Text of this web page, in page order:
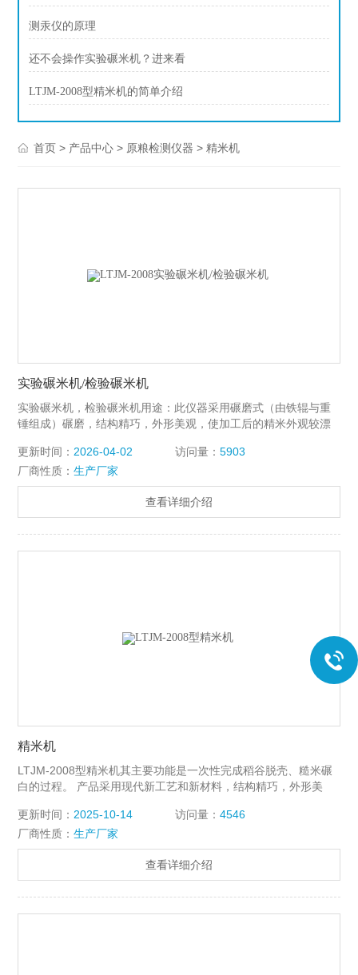
测汞仪的原理
还不会操作实验碾米机？进来看
LTJM-2008型精米机的简单介绍
首页 > 产品中心 > 原粮检测仪器 >精米机
实验碾米机/检验碾米机
实验碾米机，检验碾米机用途：此仪器采用碾磨式（由铁辊与重
锤组成）碾磨，结构精巧，外形美观，使加工后的精米外观较漂
大、碎米 少、体现实际碾米效果、操作方便、飞尘 少、定时准
确、直观、稳定性好、体积小等特点。
更新时间： 2026-04-02 访问量： 5903
厂商性质：生产厂家
查看详细介绍
精米机
LTJM-2008型精米机其主要功能是一次性完成稻谷脱壳、糙米碾
白的过程。 产品采用现代新工艺和新材料，结构精巧，外形美
更新时间： 2025-10-14 访问量： 4546
厂商性质：生产厂家
查看详细介绍